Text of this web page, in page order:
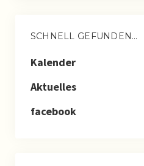
Aktuelles aus dem
Gruppen
Geschichte des
SCHNELL GEFUNDEN…
Kalender
Aktuelles
facebook